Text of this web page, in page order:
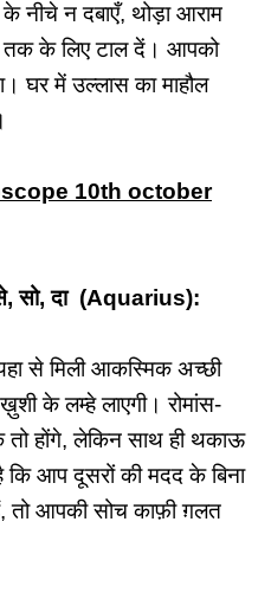
नीचे न दबाएँ, थोड़ा आराम
के लिए टाल दें। आपको
घर में उल्लास का माहौल
10th october
सो, दा (Aquarius):
से मिली आकस्मिक अच्छी
के लम्हे लाएगी। रोमांस-
तो होंगे, लेकिन साथ ही थकाऊ
आप दूसरों की मदद के बिना
तो आपकी सोच काफ़ी ग़लत